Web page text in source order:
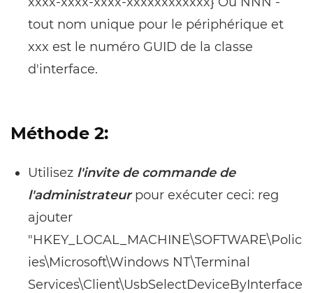
tout nom unique pour le périphérique et
xxx est le numéro GUID de la classe
d'interface.
Méthode 2:
Utilisez l'invite de commande de
l'administrateurpour exécuter ceci: reg
ajouter
"HKEY_LOCAL_MACHINE\SOFTWARE\Polic
ies\Microsoft\Windows NT\Terminal
Services\Client\UsbSelectDeviceByInterface